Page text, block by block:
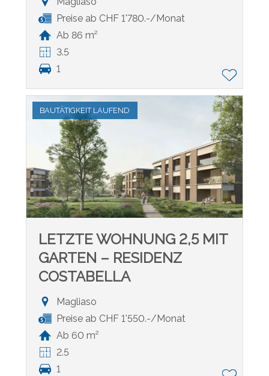
Preise ab CHF 1'780.-/Monat
Ab 86 m²
3.5
1
BAUTÄTIGKEIT LAUFEND
LETZTE WOHNUNG 2,5 MIT
GARTEN – RESIDENZ
COSTABELLA
Magliaso
Preise ab CHF 1'550.-/Monat
Ab 60 m²
2.5
1